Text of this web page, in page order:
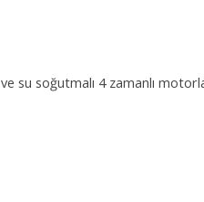
su soğutmalı 4 zamanlı